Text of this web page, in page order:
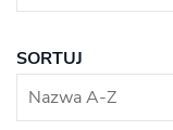
SORTUJ